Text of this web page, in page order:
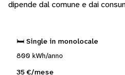
dipende dal comune e dai
🛏️ Single in monolocale
800 kWh/anno
35 €/mese